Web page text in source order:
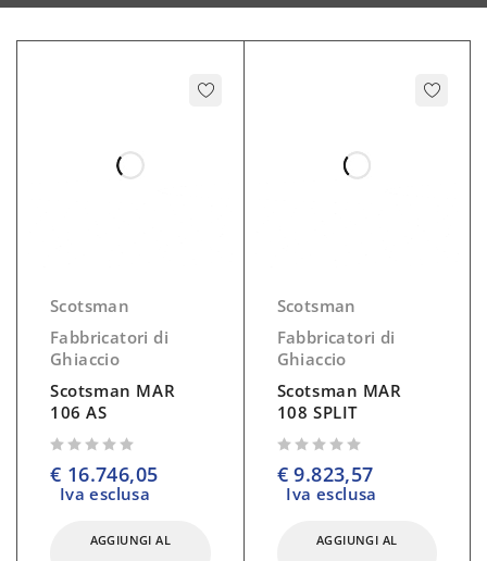
Scotsman
Fabbricatori di
Ghiaccio
Scotsman MAR
106 AS
€ 16.746,05
Iva esclusa
AGGIUNGI AL
Scotsman
Fabbricatori di
Ghiaccio
Scotsman MAR
108 SPLIT
€9.823,57
Iva esclusa
AGGIUNGI AL